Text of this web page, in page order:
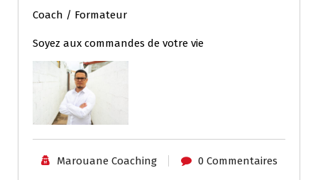
Coach / Formateur
Soyez aux commandes de votre vie
Marouane Coaching 0 Commentaires